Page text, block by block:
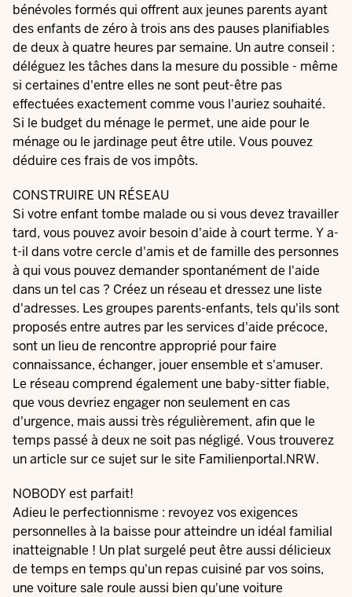
bénévoles formés qui offrent aux jeunes parents ayant
des enfants de zéro à trois ans des pauses planifiables
de deux à quatre heures par semaine. Un autre conseil :
déléguez les tâches dans la mesure du possible - même
si certaines d'entre elles ne sont peut-être pas
effectuées exactement comme vous l'auriez souhaité.
Si le budget du ménage le permet, une aide pour le
ménage ou le jardinage peut être utile. Vous pouvez
déduire ces frais de vos impôts.
CONSTRUIRE UN RÉSEAU
Si votre enfant tombe malade ou si vous devez travailler
tard, vous pouvez avoir besoin d'aide à court terme. Y a-
t-il dans votre cercle d'amis et de famille des personnes
à qui vous pouvez demander spontanément de l'aide
dans un tel cas ? Créez un réseau et dressez une liste
d'adresses. Les groupes parents-enfants, tels qu'ils sont
proposés entre autres par les services d'aide précoce,
sont un lieu de rencontre approprié pour faire
connaissance, échanger, jouer ensemble et s'amuser.
Le réseau comprend également une baby-sitter fiable,
que vous devriez engager non seulement en cas
d'urgence, mais aussi très régulièrement, afin que le
temps passé à deux ne soit pas négligé. Vous trouverez
unarticle sur ce sujet sur le site Familienportal.NRW.
NOBODY est parfait!
Adieu le perfectionnisme : revoyez vos exigences
personnelles à la baisse pour atteindre un idéal familial
inatteignable ! Un plat surgelé peut être aussi délicieux
de temps en temps qu'un repas cuisiné par vos soins,
une voiture sale roule aussi bien qu'une voiture